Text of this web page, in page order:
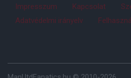
Impresszum Kapcsolat
Adatvédelmi irányelv